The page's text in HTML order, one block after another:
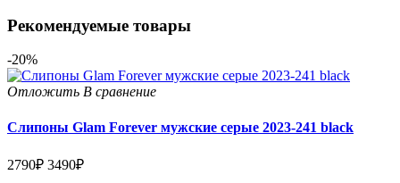
Рекомендуемые товары
-20%
Отложить В сравнение
Слипоны Glam Forever мужские серые 2023-241 black
2790₽ 3490₽